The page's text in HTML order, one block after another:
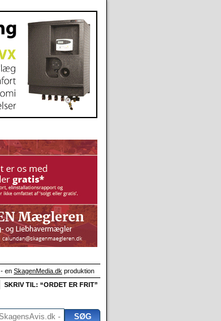
- en SkagenMedia.dk produktion
SKRIV TIL: “ORDET ER FRIT”